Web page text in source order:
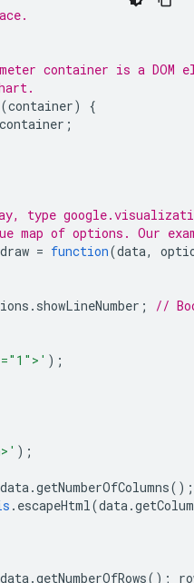
container is a DOM
(container)
{
container ;
type
map of options. Our
draw = function(data,
. showLineNumber ; //
);
);
data.getNumberOfColumns();
. escapeHtml(data.
data.getNumberOfRows();